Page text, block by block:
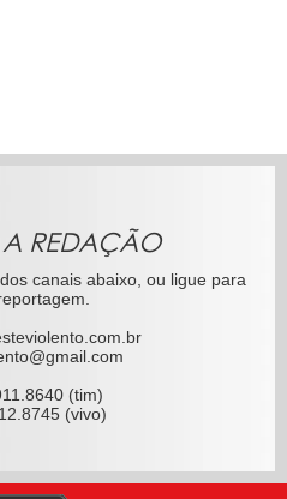
A REDAÇÃO
canais abaixo, ou ligue para
(tim)
(vivo)